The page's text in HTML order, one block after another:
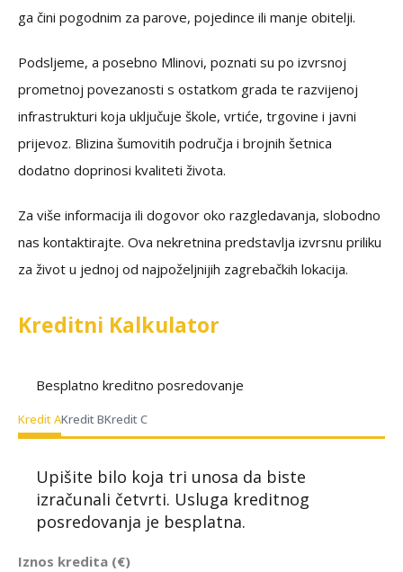
ga čini pogodnim za parove, pojedince ili manje obitelji.
Podsljeme, a posebno Mlinovi, poznati su po izvrsnoj
prometnoj povezanosti s ostatkom grada te razvijenoj
infrastrukturi koja uključuje škole, vrtiće, trgovine i javni
prijevoz. Blizina šumovitih područja i brojnih šetnica
dodatno doprinosi kvaliteti života.
Za više informacija ili dogovor oko razgledavanja, slobodno
nas kontaktirajte. Ova nekretnina predstavlja izvrsnu priliku
za život u jednoj od najpoželjnijih zagrebačkih lokacija.
Kreditni Kalkulator
Besplatno kreditno posredovanje
Kredit AKredit BKredit C
Upišite bilo koja tri unosa da biste
izračunali četvrti. Usluga kreditnog
posredovanja je besplatna.
Iznos kredita (€)